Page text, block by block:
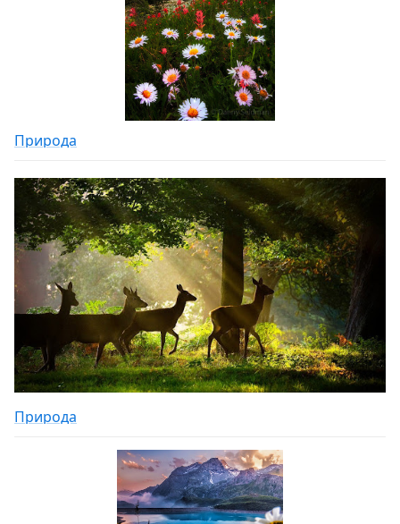
Природа
Природа